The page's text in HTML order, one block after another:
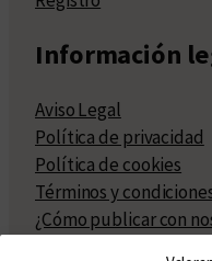
Información
Aviso Legal
Política de privacidad
Política de cookies
Términos y
¿Cómo publicar con